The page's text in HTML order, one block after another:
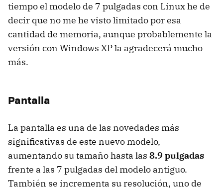
tiempo el modelo de 7 pulgadas con Linux he de
decir que no me he visto limitado por esa
cantidad de memoria, aunque probablemente la
versión con Windows XP la agradecerá mucho
más.
Pantalla
La pantalla es una de las novedades más
significativas de este nuevo modelo,
aumentando su tamaño hasta las 8.9 pulgadas
frente a las 7 pulgadas del modelo antiguo.
También se incrementa su resolución, uno de